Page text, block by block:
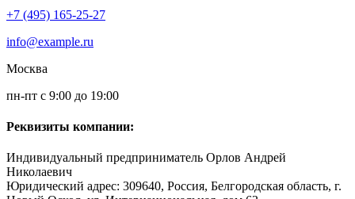
+7 (495) 165-25-27
info@example.ru
Москва
пн-пт с 9:00 до 19:00
Реквизиты компании:
Индивидуальный предприниматель Орлов Андрей
Николаевич
Юридический адрес: 309640, Россия, Белгородская область, г.